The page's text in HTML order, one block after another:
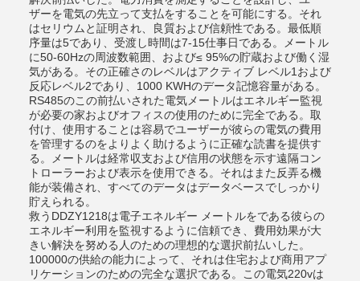
ザーを電気の先立って支払をすることを可能にする。それ
はセリウムと証明され、良質および信頼性である。最低順
序量は5であり、受渡し時間は7-15仕事日である。メートル
に50-60Hzの周波数範囲、および≤ 95%の貯蔵および働く湿
気がある。その正確さのレベルはアクティブ レベル1および
反応レベル2であり、1000 KWHのデータ記憶容量がある。
RS485のこの前払いされた電気メートルはエネルギー監視
が必要の家およびオフィスの使用のために完全である。取
付け、使用することは容易でユーザーが彼らの電気の費用
を管理するのをよりよく助けるように正確な読書を提供す
る。メートルは経常収支および信用の状態を示す遠隔コン
トローラーおよび表示を使用できる。それはまた反弄る機
能が装備され、すべてのデータはデータベースでしっかり
貯えられる。
救うDDZY1218は電子エネルギー メートルをである彼らの
エネルギー利用を監視するように信頼でき、費用効果が大
きい解決を努める人のための理想的な選択前払いした。
100000の供給の能力によって、それは住宅および商用アプ
リケーションのための完全な選択である。この電気220vは